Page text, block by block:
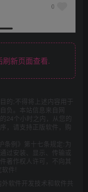
新页面查看.
的;不得将上述内容用于
负。本站信息来自网
24个小时之内，从您的
，请支持正版软件，购
条例》第十七条规定:为
过安装、显示、传输或
著作权人许可，不向其
件!
软件开发技术和软件共